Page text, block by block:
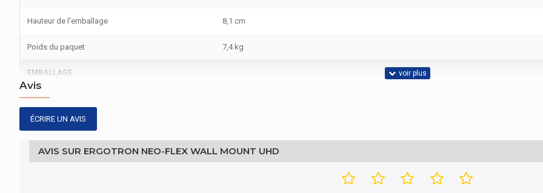
Hauteur de l'emballage 8,1 cm
Poids du paquet 7,4 kg
EMBALLAGE
Contrôle â distance du portable
CERTIFICAT
Certification UL
Avis
ÉCRIRE UN AVIS
AVIS SUR ERGOTRON NEO-FLEX WALL MOUNT UHD